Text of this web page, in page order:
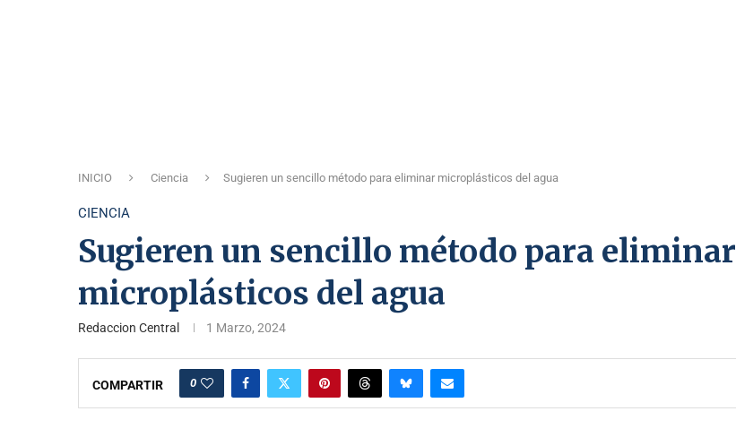
INICIO Ciencia Sugieren un sencillo método para eliminar microplásticos del agua
CIENCIA
Sugieren un sencillo método para eliminar
microplásticos del agua
Redaccion Central 1 Marzo, 2024
COMPARTIR 0